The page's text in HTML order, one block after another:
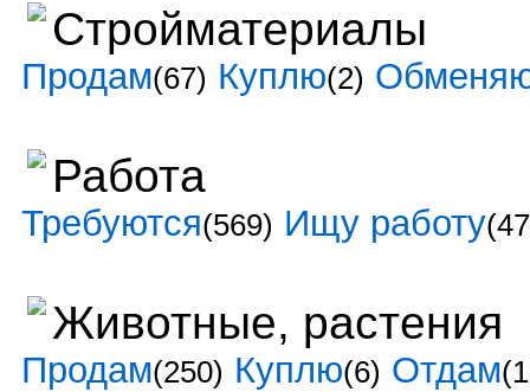
Стройматериалы
Продам(67) Куплю(2)
Работа
Требуются(569) Ищу работу
Животные, растения
Продам(250) Куплю(6) Отдам